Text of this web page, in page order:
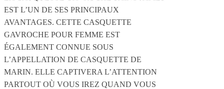
EST L’UN DE SES PRINCIPAUX
AVANTAGES. CETTE CASQUETTE
GAVROCHE POUR FEMME EST
ÉGALEMENT CONNUE SOUS
L’APPELLATION DE CASQUETTE DE
MARIN. ELLE CAPTIVERA L’ATTENTION
PARTOUT OÙ VOUS IREZ QUAND VOUS